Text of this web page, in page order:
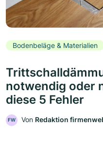
Bodenbeläge & Materialien
notwendig oder
diese 5 Fehler
FW Von Redaktion